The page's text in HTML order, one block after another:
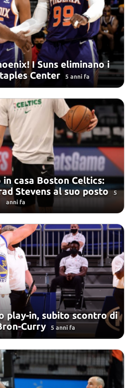
I Suns eliminano i
Center
5 anni fa
in casa Boston Celtics:
Stevens al suo posto 5
anni fa
play-in, subito scontro di
Curry
5 anni fa